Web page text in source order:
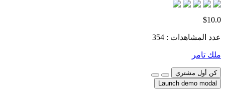
$10.0
عدد المشاهدات : 354
ملك تامر
كن أول مشتري
Launch demo modal